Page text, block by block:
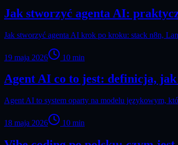
Jak stworzyć agenta AI:
Jak stworzyć agenta AI krok po kroku: stack n8n,
19 maja 2026 10 min
Agent AI co to jest: definicja,
Agent AI to system oparty na modelu językowym,
18 maja 2026 10 min